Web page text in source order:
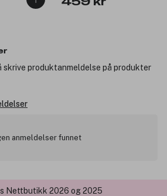
produktanmeldelse på produkter
anmeldelser funnet
Nettbutikk 2026 og 2025